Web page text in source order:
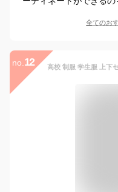
全てのお
no. 12